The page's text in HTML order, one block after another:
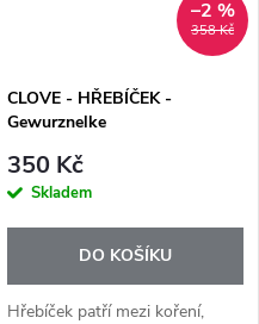
358 Kč
–2 %
CLOVE - HŘEBÍČEK -
Gewurznelke
350 Kč
Skladem
DO KOŠÍKU
Hřebíček patří mezi koření,